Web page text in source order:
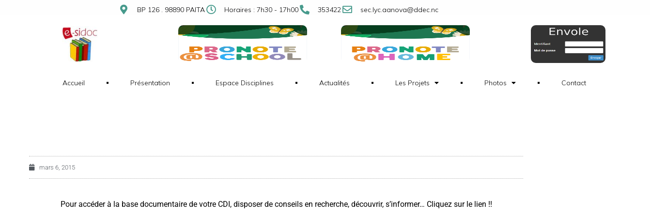
BP 126 . 98890 PAITA Horaires : 7h30 - 17h00 353422 sec.lyc.aanova@ddec.nc
Accueil Présentation Espace Disciplines Actualités Les Projets Photos Contact
mars 6, 2015
Pour accéder à la base documentaire de votre CDI, disposer de conseils en recherche, découvrir, s’informer… Cliquez sur le lien !!